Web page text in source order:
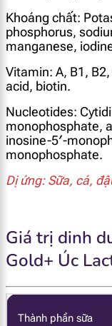
Khoáng chất:
phosphorus,
manganese,
Vitamin: A, B1,
acid, biotin.
Nucleotides:
monophosphate,
inosine-5′-
monophosphate.
Dị ứng: Sữa, cá,
Giá trị dinh
Gold+ Úc
Thành phần sữa